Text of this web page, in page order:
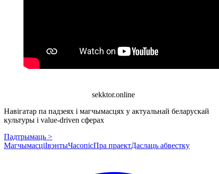
sekktor.online
Навігатар па падзеях і магчымасцях у актуальнай беларускай
культуры і value-driven сферах
Падтрымаць >
МагчымасціІвэнтыЧасопісПра праектДаслаць абвестку